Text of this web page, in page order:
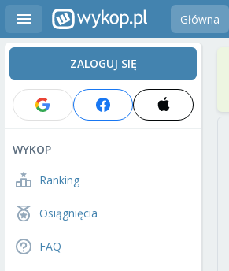
Główna
ZALOGUJ SIĘ
WYKOP
Ranking
Osiągnięcia
FAQ